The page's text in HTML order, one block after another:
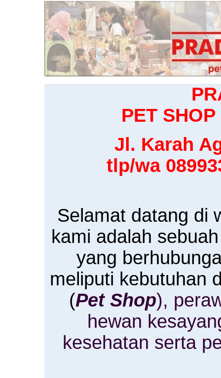
PET
Jl. Karah
tlp/wa
Selamat datang di
kami adalah
yang
meliputi kebutuhan
(Pet Shop),
hewan
kesehatan serta